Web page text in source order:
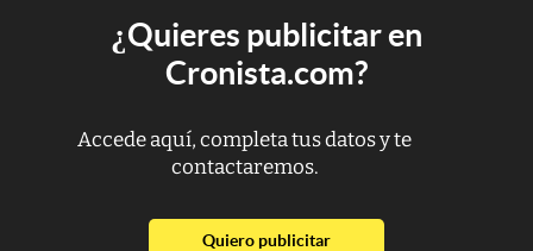
¿Quieres publicitar en
Cronista.com?
Accede aquí, completa tus datos y te
contactaremos.
Quiero publicitarabre en nueva pestaña